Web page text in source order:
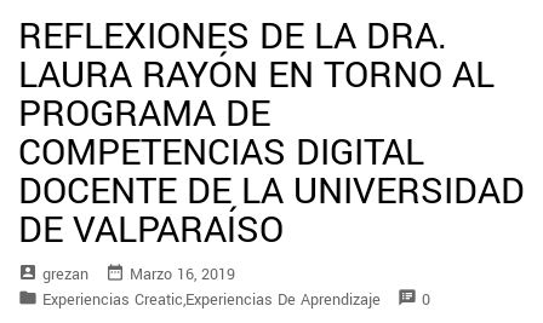
REFLEXIONES DE LA DRA.
LAURA RAYÓN EN TORNO AL
PROGRAMA DE
COMPETENCIAS DIGITAL
DOCENTE DE LA UNIVERSIDAD
DE VALPARAÍSO
account_box Grezan date_range Marzo 16, 2019
folder Experiencias Creatic,Experiencias De Aprendizaje speaker_notes 0